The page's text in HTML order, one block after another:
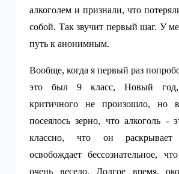
алкоголем и признали, что
собой. Так звучит первый шаг. У
путь к анонимным.
Вообще, когда я первый раз
это был 9 класс, Новый
критичного не произошло, но
посеялось зерно, что алкоголь -
классно, что он раскрывает
освобождает бессознательное,
очень весело. Долгое время,